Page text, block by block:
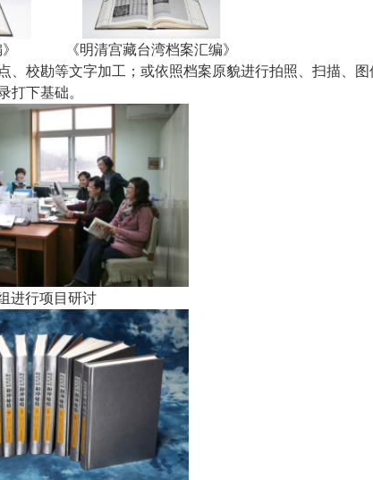
《明清宫藏台湾档案汇编》
校勘等文字加工；或依照档案原貌进行拍照、扫描、
打下基础。
进行项目研讨